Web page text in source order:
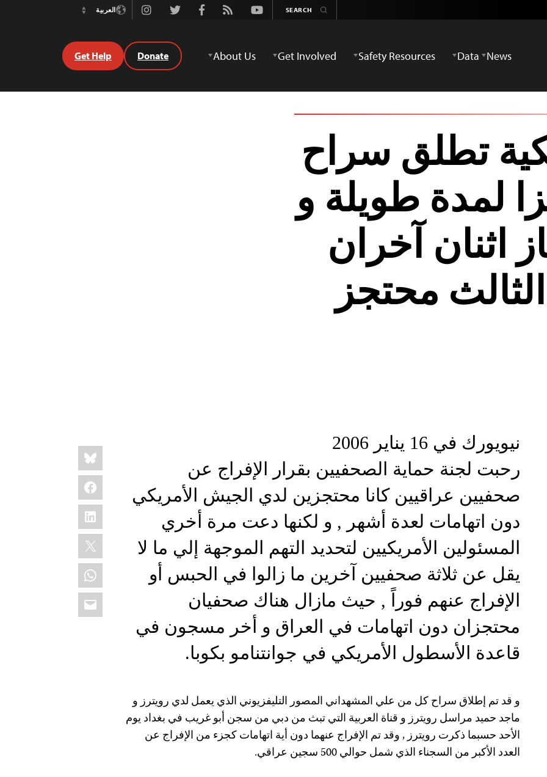
Youtube
Rss
Facebook
Twitter
Instagramالعربية
Switch
News
Data
Safety Resources
Get Involved
About Us
Donate
Get Help
تطلق سراح
لمدة طويلة و
اثنان آخران
محتجز
Share
this:
Bluesky
Facebook
LinkedIn
X
WhatsApp
Email
نيويورك في 16 يناير 2006
رحبت لجنة حماية الصحفيين بقرار الإفراج عن
صحفيين عراقيين كانا محتجزين لدي الجيش الأمريكي
دون اتهامات لعدة أشهر , و لكنها دعت مرة أخري
المسئولين الأمريكيين لتحديد التهم الموجهة إلي ما لا
يقل عن ثلاثة صحفيين آخرين ما زالوا في الحبس أو
الإفراج عنهم فوراً , حيث مازال هناك صحفيان
محتجزان دون اتهامات في العراق و أخر مسجون في
قاعدة الأسطول الأمريكي في جوانتنامو بكوبا.
و قد تم إطلاق سراح كل من علي المشهداني المصور التليفزيوني الذي يعمل لدي رويترز و
ماجد حميد مراسل رويترز و قناة العربية التي تبث من دبي من سجن أبو غريب في بغداد يوم
الأحد حسبما ذكرت رويترز , وقد تم الإفراج عنهما دون أية اتهامات كجزء من الإفراج عن
العدد الأكبر من السجناء الذي شمل حوالي 500 سجين عراقي.